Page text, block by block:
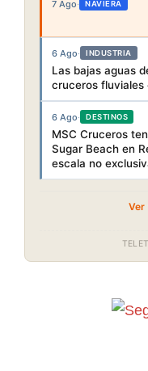
7 Ago· NAVIERA
6 Ago· INDUSTRIA
Las bajas aguas
cruceros fluviales
6 Ago· DESTINOS
MSC Cruceros
Sugar Beach en
escala no